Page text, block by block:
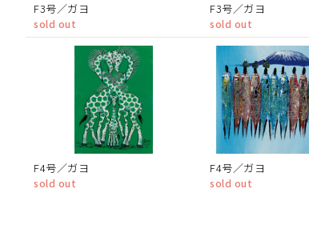
F3号／ガヨ
sold out
F3号／ガヨ
sold out
F4号／ガヨ
sold out
F4号／ガヨ
sold out